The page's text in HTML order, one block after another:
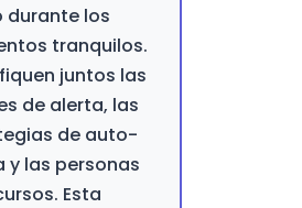
durante los
tranquilos.
juntos las
de alerta, las
de auto-
y las personas
Esta